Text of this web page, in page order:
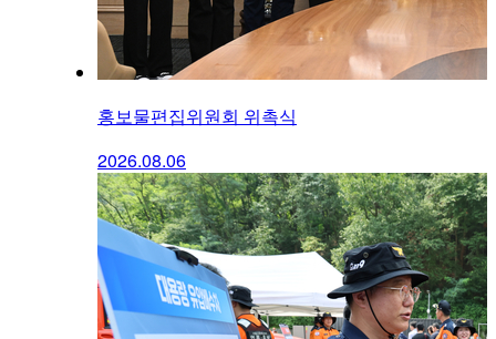
홍보물편집위원회 위촉식
2026.08.06